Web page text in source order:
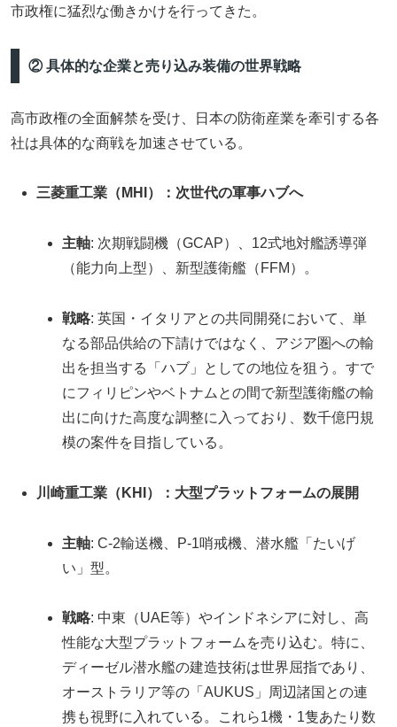
市政権に猛烈な働きかけを行ってきた。
② 具体的な企業と売り込み装備の世界戦略
高市政権の全面解禁を受け、日本の防衛産業を牽引する各
社は具体的な商戦を加速させている。
三菱重工業（MHI）：次世代の軍事ハブへ
主軸: 次期戦闘機（GCAP）、12式地対艦誘導弾
（能力向上型）、新型護衛艦（FFM）。
戦略: 英国・イタリアとの共同開発において、単
なる部品供給の下請けではなく、アジア圏への輸
出を担当する「ハブ」としての地位を狙う。すで
にフィリピンやベトナムとの間で新型護衛艦の輸
出に向けた高度な調整に入っており、数千億円規
模の案件を目指している。
川崎重工業（KHI）：大型プラットフォームの展開
主軸: C-2輸送機、P-1哨戒機、潜水艦「たいげ
い」型。
戦略: 中東（UAE等）やインドネシアに対し、高
性能な大型プラットフォームを売り込む。特に、
ディーゼル潜水艦の建造技術は世界屈指であり、
オーストラリア等の「AUKUS」周辺諸国との連
携も視野に入れている。これら1機・1隻あたり数